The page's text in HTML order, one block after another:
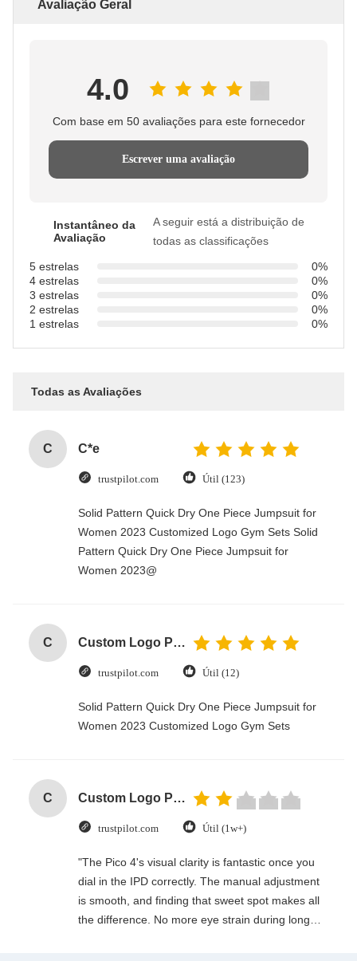
Avaliação Geral
4.0
Com base em 50 avaliações para este fornecedor
Escrever uma avaliação
Instantâneo da
Avaliação
A seguir está a distribuição de
todas as classificações
5 estrelas
0%
4 estrelas
0%
3 estrelas
0%
2 estrelas
0%
1 estrelas
0%
Todas as Avaliações
C C*e
trustpilot.com Útil (123)
Solid Pattern Quick Dry One Piece Jumpsuit for
Women 2023 Customized Logo Gym Sets Solid
Pattern Quick Dry One Piece Jumpsuit for
Women 2023@
C Custom Logo Paper Cardboard Packing Folding White / Black / Rose Gold Luxury Magnetic Gift Box with Ribbon Closure
trustpilot.com Útil (12)
Solid Pattern Quick Dry One Piece Jumpsuit for
Women 2023 Customized Logo Gym Sets
C Custom Logo Paper Cardboard Packing Folding White / Black / Rose Gold Luxury Magnetic Gift Box with Ribbon Closure
trustpilot.com Útil (1w+)
"The Pico 4's visual clarity is fantastic once you
dial in the IPD correctly. The manual adjustment
is smooth, and finding that sweet spot makes all
the difference. No more eye strain during long